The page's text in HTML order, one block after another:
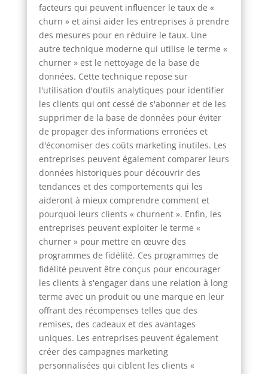
facteurs qui peuvent influencer le taux de «
churn » et ainsi aider les entreprises à prendre
des mesures pour en réduire le taux. Une
autre technique moderne qui utilise le terme «
churner » est le nettoyage de la base de
données. Cette technique repose sur
l'utilisation d'outils analytiques pour identifier
les clients qui ont cessé de s'abonner et de les
supprimer de la base de données pour éviter
de propager des informations erronées et
d'économiser des coûts marketing inutiles. Les
entreprises peuvent également comparer leurs
données historiques pour découvrir des
tendances et des comportements qui les
aideront à mieux comprendre comment et
pourquoi leurs clients « churnent ». Enfin, les
entreprises peuvent exploiter le terme «
churner » pour mettre en œuvre des
programmes de fidélité. Ces programmes de
fidélité peuvent être conçus pour encourager
les clients à s'engager dans une relation à long
terme avec un produit ou une marque en leur
offrant des récompenses telles que des
remises, des cadeaux et des avantages
uniques. Les entreprises peuvent également
créer des campagnes marketing
personnalisées qui ciblent les clients «